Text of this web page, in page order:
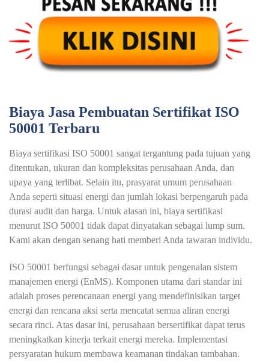
Biaya Jasa Pembuatan Sertifikat ISO
50001 Terbaru
Biaya sertifikasi ISO 50001 sangat tergantung pada tujuan yang
ditentukan, ukuran dan kompleksitas perusahaan Anda, dan
upaya yang terlibat. Selain itu, prasyarat umum perusahaan
Anda seperti situasi energi dan jumlah lokasi berpengaruh pada
durasi audit dan harga. Untuk alasan ini, biaya sertifikasi
menurut ISO 50001 tidak dapat dinyatakan sebagai lump sum.
Kami akan dengan senang hati memberi Anda tawaran individu.
ISO 50001 berfungsi sebagai dasar untuk pengenalan sistem
manajemen energi (EnMS). Komponen utama dari standar ini
adalah proses perencanaan energi yang mendefinisikan target
energi dan rencana aksi serta mencatat semua aliran energi
secara rinci. Atas dasar ini, perusahaan bersertifikat dapat terus
meningkatkan kinerja terkait energi mereka. Implementasi
persyaratan hukum membawa keamanan tindakan tambahan.